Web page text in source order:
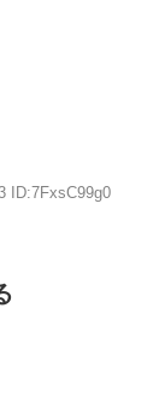
ID:7FxsC99g0